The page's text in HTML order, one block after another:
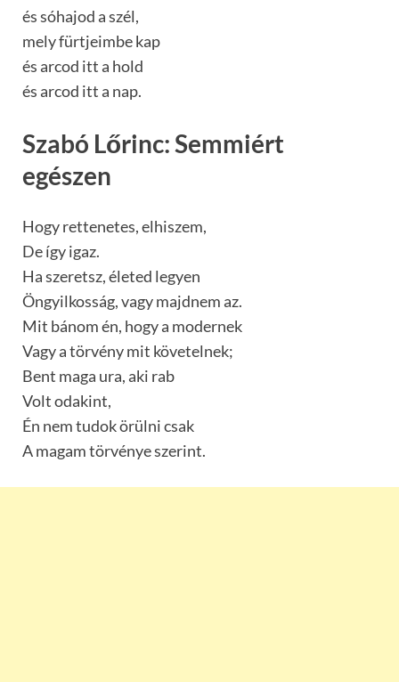
és sóhajod a szél,
mely fürtjeimbe kap
és arcod itt a hold
és arcod itt a nap.
Szabó Lőrinc: Semmiért
egészen
Hogy rettenetes, elhiszem,
De így igaz.
Ha szeretsz, életed legyen
Öngyilkosság, vagy majdnem az.
Mit bánom én, hogy a modernek
Vagy a törvény mit követelnek;
Bent maga ura, aki rab
Volt odakint,
Én nem tudok örülni csak
A magam törvénye szerint.